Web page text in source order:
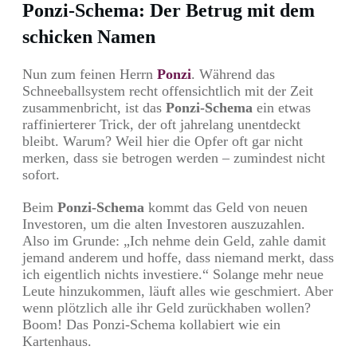
Ponzi-Schema: Der Betrug mit dem
schicken Namen
Nun zum feinen Herrn Ponzi. Während das
Schneeballsystem recht offensichtlich mit der Zeit
zusammenbricht, ist das Ponzi-Schema ein etwas
raffinierterer Trick, der oft jahrelang unentdeckt
bleibt. Warum? Weil hier die Opfer oft gar nicht
merken, dass sie betrogen werden – zumindest nicht
sofort.
Beim Ponzi-Schema kommt das Geld von neuen
Investoren, um die alten Investoren auszuzahlen.
Also im Grunde: „Ich nehme dein Geld, zahle damit
jemand anderem und hoffe, dass niemand merkt, dass
ich eigentlich nichts investiere.“ Solange mehr neue
Leute hinzukommen, läuft alles wie geschmiert. Aber
wenn plötzlich alle ihr Geld zurückhaben wollen?
Boom! Das Ponzi-Schema kollabiert wie ein
Kartenhaus.